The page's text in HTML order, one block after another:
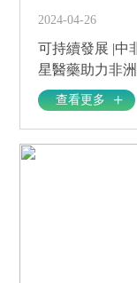
2024-04-26
可持續發展 |中
星醫藥助力非
查看更多